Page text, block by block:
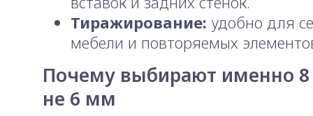
Тиражирование: удобно для
мебели и повторяемых
Почему выбирают именно
не 6 мм